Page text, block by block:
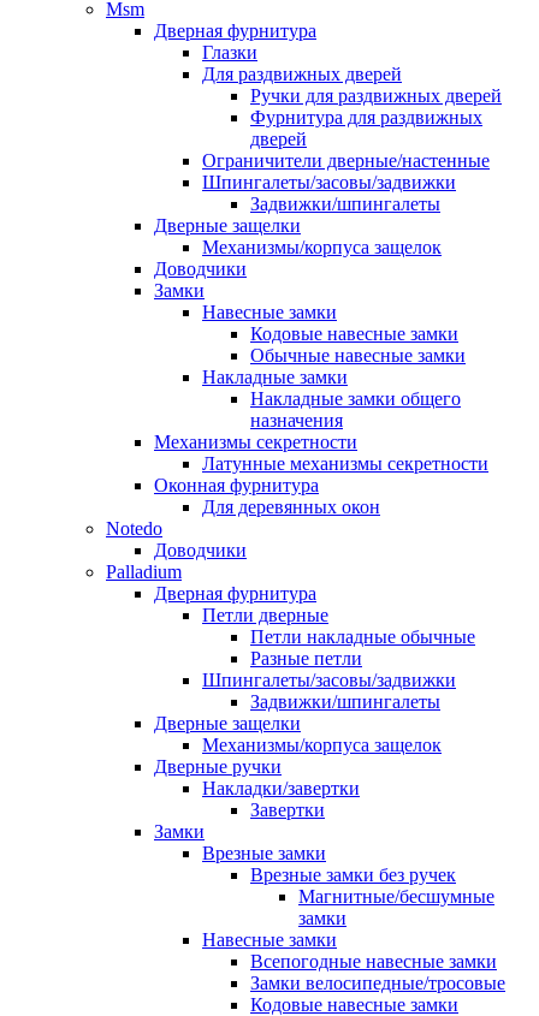
Msm
Дверная фурнитура
Глазки
Для раздвижных дверей
Ручки для раздвижных дверей
Фурнитура для раздвижных
дверей
Ограничители дверные/настенные
Шпингалеты/засовы/задвижки
Задвижки/шпингалеты
Дверные защелки
Механизмы/корпуса защелок
Доводчики
Замки
Навесные замки
Кодовые навесные замки
Обычные навесные замки
Накладные замки
Накладные замки общего
назначения
Механизмы секретности
Латунные механизмы секретности
Оконная фурнитура
Для деревянных окон
Notedo
Доводчики
Palladium
Дверная фурнитура
Петли дверные
Петли накладные обычные
Разные петли
Шпингалеты/засовы/задвижки
Задвижки/шпингалеты
Дверные защелки
Механизмы/корпуса защелок
Дверные ручки
Накладки/завертки
Завертки
Замки
Врезные замки
Врезные замки без ручек
Магнитные/бесшумные
замки
Навесные замки
Всепогодные навесные замки
Замки велосипедные/тросовые
Кодовые навесные замки